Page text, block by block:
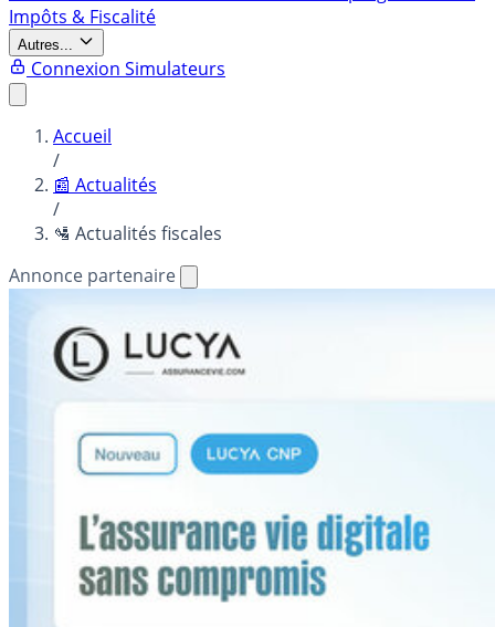
Impôts & Fiscalité
Autres...
Connexion Simulateurs
Accueil
/
📰 Actualités
/
🛂 Actualités fiscales
Annonce partenaire